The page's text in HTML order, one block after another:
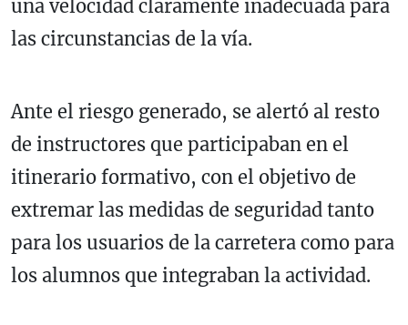
una velocidad claramente inadecuada para
las circunstancias de la vía.
Ante el riesgo generado, se alertó al resto
de instructores que participaban en el
itinerario formativo, con el objetivo de
extremar las medidas de seguridad tanto
para los usuarios de la carretera como para
los alumnos que integraban la actividad.